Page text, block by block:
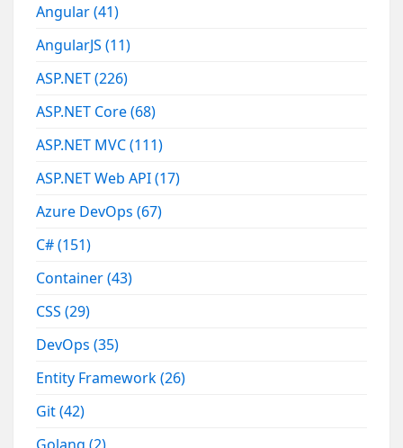
Angular(41)
AngularJS(11)
ASP.NET(226)
ASP.NET Core(68)
ASP.NET MVC(111)
ASP.NET Web API(17)
Azure DevOps(67)
C#(151)
Container(43)
CSS(29)
DevOps(35)
Entity Framework(26)
Git(42)